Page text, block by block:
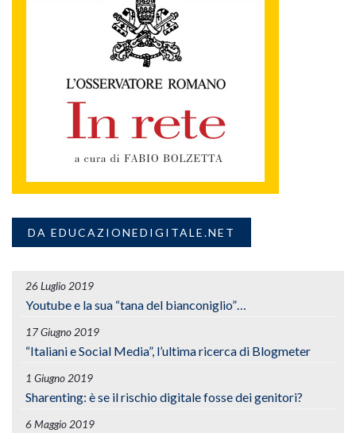
DA EDUCAZIONEDIGITALE.NET
26 Luglio 2019
Youtube e la sua “tana del bianconiglio”…
17 Giugno 2019
“Italiani e Social Media”, l’ultima ricerca di Blogmeter
1 Giugno 2019
Sharenting: è se il rischio digitale fosse dei genitori?
6 Maggio 2019